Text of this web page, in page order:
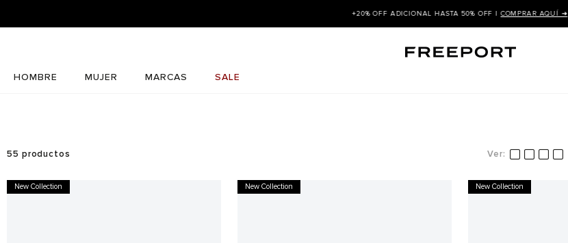
+20% OFF ADICIONAL HASTA 50% OFF |COMPRAR AQUÍ ➜
HOMBRE MUJER MARCAS SALE
55 productos
New Collection New Collection New Collection